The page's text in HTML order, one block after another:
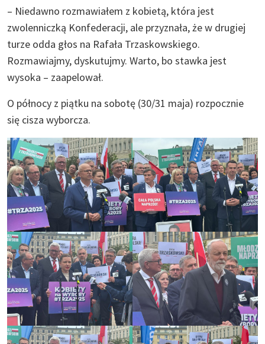
– Niedawno rozmawiałem z kobietą, która jest
zwolenniczką Konfederacji, ale przyznała, że w drugiej
turze odda głos na Rafała Trzaskowskiego.
Rozmawiajmy, dyskutujmy. Warto, bo stawka jest
wysoka – zaapelował.
O północy z piątku na sobotę (30/31 maja) rozpocznie
się cisza wyborcza.